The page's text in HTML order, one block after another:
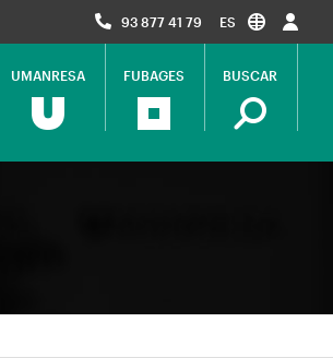
93 877 41 79 ES
UMANRESA FUBAGES BUSCAR